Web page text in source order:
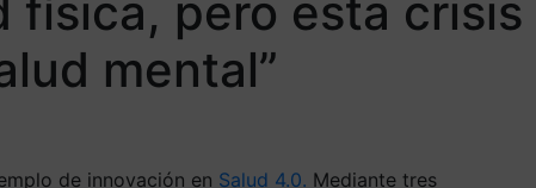
física, pero esta crisis
mental”
de innovación en Salud 4.0. Mediante tres